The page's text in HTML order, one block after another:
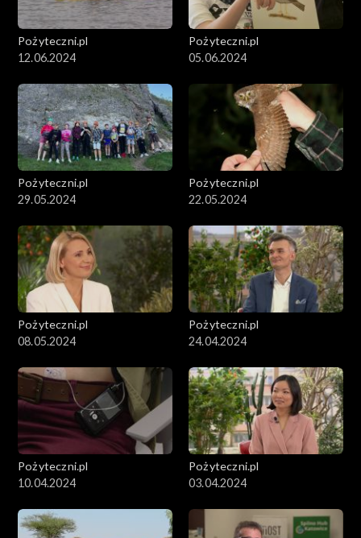
Pożyteczni.pl
12.06.2024
Pożyteczni.pl
05.06.2024
Pożyteczni.pl
29.05.2024
Pożyteczni.pl
22.05.2024
Pożyteczni.pl
08.05.2024
Pożyteczni.pl
24.04.2024
Pożyteczni.pl
10.04.2024
Pożyteczni.pl
03.04.2024